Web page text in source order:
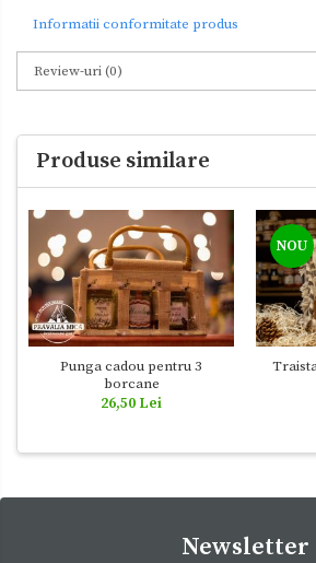
Informatii conformitate produs
Review-uri(0)
Produse similare
Punga cadou pentru 3
borcane
26,50 Lei
NOU
Newsletter